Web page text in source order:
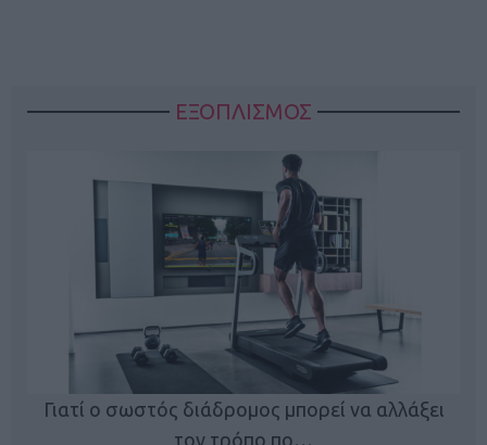
ΕΞΟΠΛΙΣΜΟΣ
Γιατί ο σωστός διάδρομος μπορεί να αλλάξει
τον τρόπο πο…